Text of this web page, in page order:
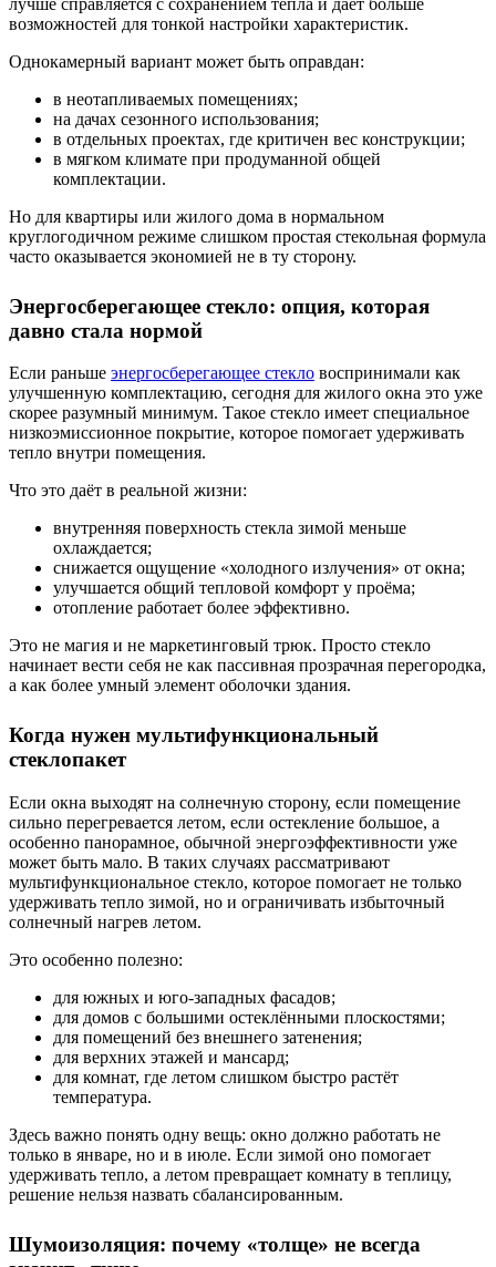
возможностей для тонкой настройки характеристик.
Однокамерный вариант может быть оправдан:
в неотапливаемых помещениях;
на дачах сезонного использования;
в отдельных проектах, где критичен вес конструкции;
в мягком климате при продуманной общей
комплектации.
Но для квартиры или жилого дома в нормальном
круглогодичном режиме слишком простая стекольная формула
часто оказывается экономией не в ту сторону.
Энергосберегающее стекло: опция, которая
давно стала нормой
Если раньше энергосберегающее стекло воспринимали как
улучшенную комплектацию, сегодня для жилого окна это уже
скорее разумный минимум. Такое стекло имеет специальное
низкоэмиссионное покрытие, которое помогает удерживать
тепло внутри помещения.
Что это даёт в реальной жизни:
внутренняя поверхность стекла зимой меньше
охлаждается;
снижается ощущение «холодного излучения» от окна;
улучшается общий тепловой комфорт у проёма;
отопление работает более эффективно.
Это не магия и не маркетинговый трюк. Просто стекло
начинает вести себя не как пассивная прозрачная перегородка,
а как более умный элемент оболочки здания.
Когда нужен мультифункциональный
стеклопакет
Если окна выходят на солнечную сторону, если помещение
сильно перегревается летом, если остекление большое, а
особенно панорамное, обычной энергоэффективности уже
может быть мало. В таких случаях рассматривают
мультифункциональное стекло, которое помогает не только
удерживать тепло зимой, но и ограничивать избыточный
солнечный нагрев летом.
Это особенно полезно:
для южных и юго-западных фасадов;
для домов с большими остеклёнными плоскостями;
для помещений без внешнего затенения;
для верхних этажей и мансард;
для комнат, где летом слишком быстро растёт
температура.
Здесь важно понять одну вещь: окно должно работать не
только в январе, но и в июле. Если зимой оно помогает
удерживать тепло, а летом превращает комнату в теплицу,
решение нельзя назвать сбалансированным.
Шумоизоляция: почему «толще» не всегда